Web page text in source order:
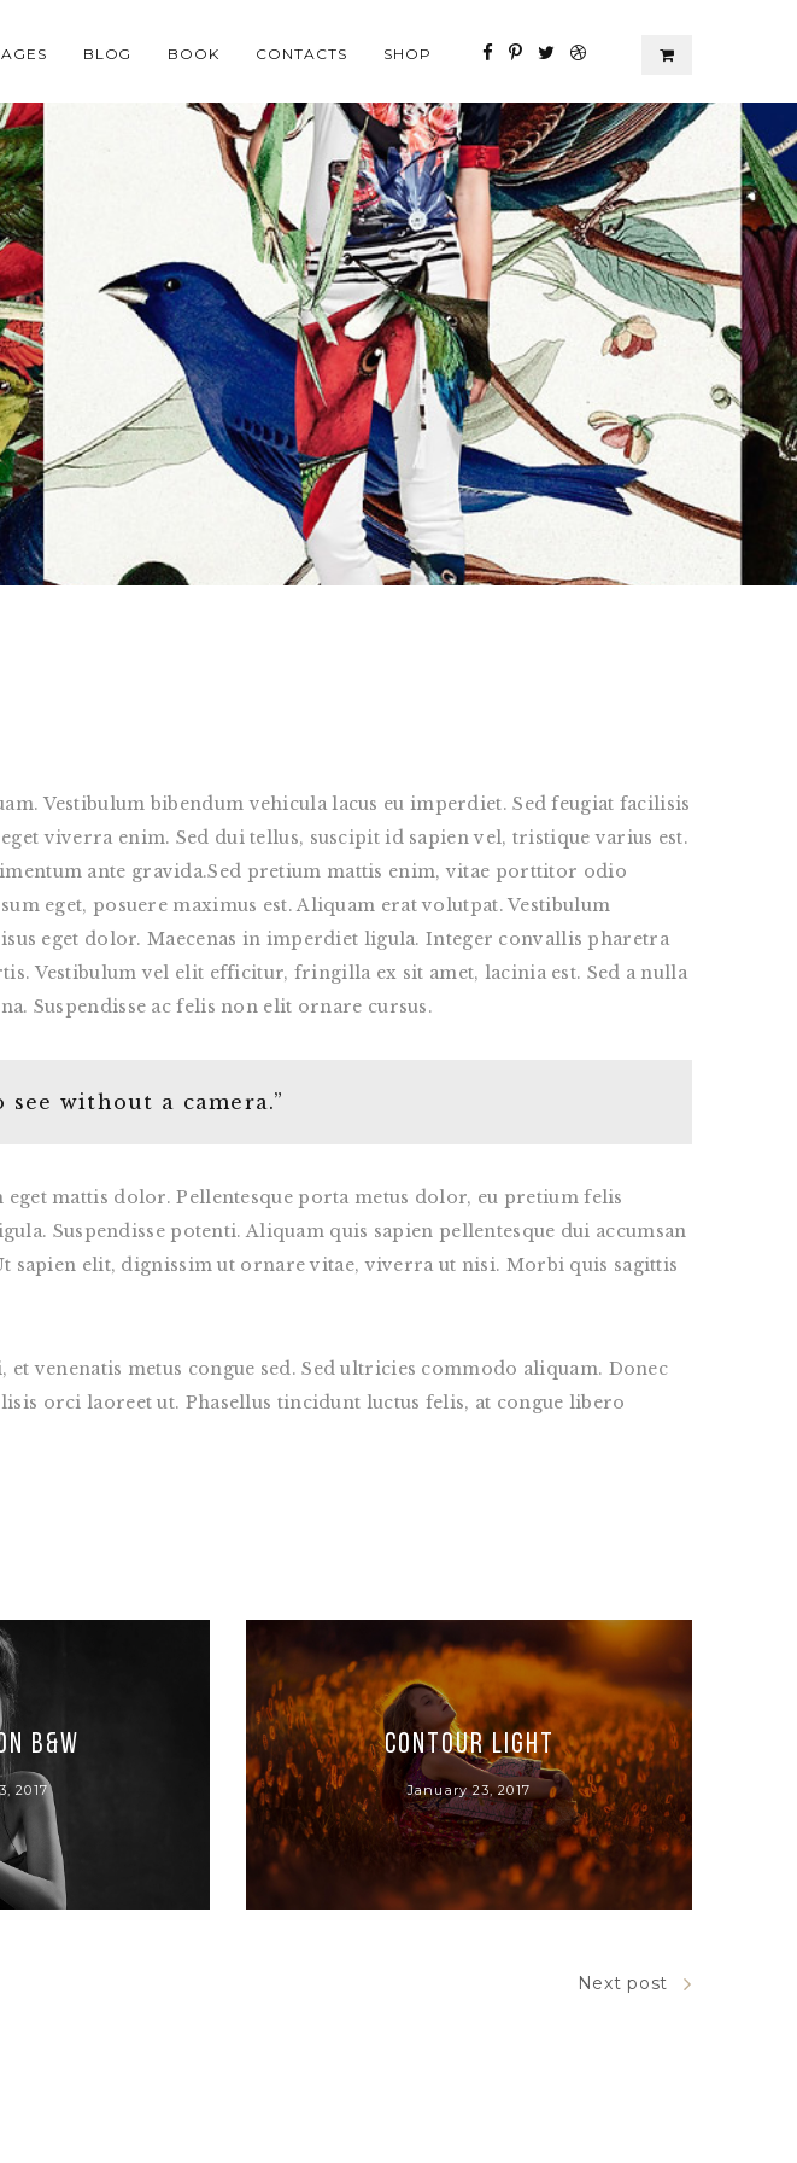
BLOG BOOK CONTACTS SHOP
Vestibulum bibendum vehicula lacus eu imperdiet. Sed feugiat facilisis
viverra enim. Sed dui tellus, suscipit id sapien vel, tristique varius est.
ante gravida.Sed pretium mattis enim, vitae porttitor odio
eget, posuere maximus est. Aliquam erat volutpat. Vestibulum
eget dolor. Maecenas in imperdiet ligula. Integer convallis pharetra
Vestibulum vel elit efficitur, fringilla ex sit amet, lacinia est. Sed a nulla
Suspendisse ac felis non elit ornare cursus.
without a camera.”
mattis dolor. Pellentesque porta metus dolor, eu pretium felis
Suspendisse potenti. Aliquam quis sapien pellentesque dui accumsan
sapien elit, dignissim ut ornare vitae, viverra ut nisi. Morbi quis sagittis
venenatis metus congue sed. Sed ultricies commodo aliquam. Donec
orci laoreet ut. Phasellus tincidunt luctus felis, at congue libero
B&W
2017
Contour Light
January 23, 2017
Next post